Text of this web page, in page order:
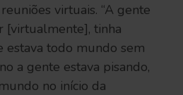
virtuais. “A gente
[virtualmente], tinha
estava todo mundo sem
a gente estava pisando,
no início da